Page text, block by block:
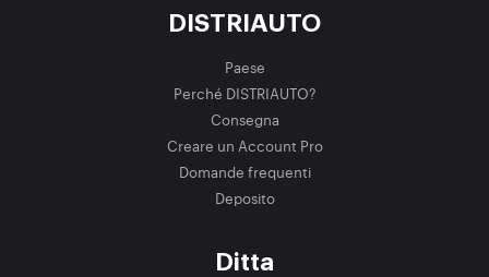
DISTRIAUTO
Paese
Perché DISTRIAUTO?
Consegna
Creare un Account Pro
Domande frequenti
Deposito
Ditta